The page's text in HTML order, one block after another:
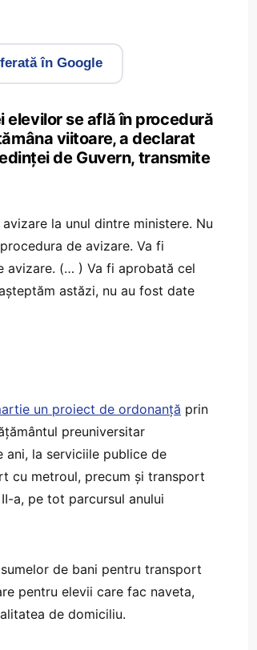
în Google
se află în procedură
viitoare, a declarat
de Guvern, transmite
la unul dintre ministere. Nu
de avizare. Va fi
avizare. (… ) Va fi aprobată cel
astăzi, nu au fost date
un proiect de ordonanţă prin
preuniversitar
la serviciile publice de
cu metroul, precum şi transport
a, pe tot parcursul anului
de bani pentru transport
pentru elevii care fac naveta,
de domiciliu.